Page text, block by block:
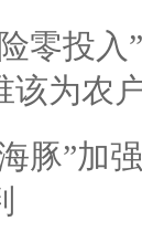
零投
该为农
豚”加